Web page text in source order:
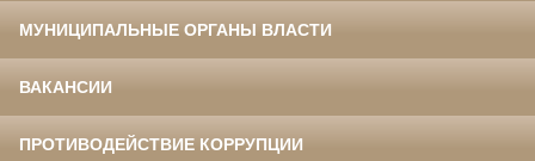
МУНИЦИПАЛЬНЫЕ ОРГАНЫ ВЛАСТИ
ВАКАНСИИ
ПРОТИВОДЕЙСТВИЕ КОРРУПЦИИ